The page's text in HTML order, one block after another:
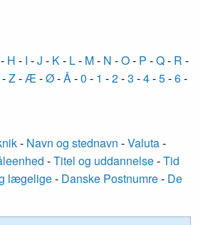
- H - I -J - K- L- M- N -O- P -Q- R -
-Z-Æ-Ø-Å-0 - 1 -2-3 -4-5-6-
- Navn og stednavn -Valuta-
-Titel og uddannelse-Tid
lægelige- Danske Postnumre- De